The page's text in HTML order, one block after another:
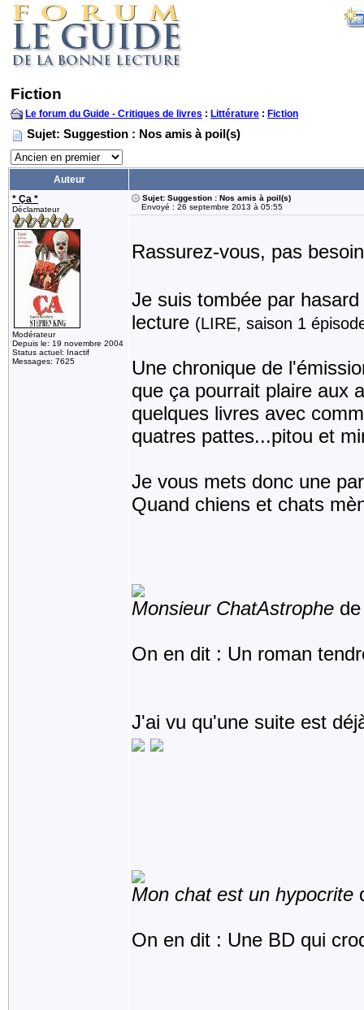
Fiction
Le forum du Guide - Critiques de livres : Littérature : Fiction
Sujet: Suggestion : Nos amis à poil(s)
Auteur
* Ça *
Déclamateur
Modérateur
Depuis le: 19 novembre 2004
Status actuel: Inactif
Messages: 7625
Sujet: Suggestion : Nos amis à poil(s)
Envoyé : 26 septembre 2013 à 05:55
Rassurez-vous, pas
Je suis tombée par
lecture (LIRE, saison 1
Une chronique de
que ça pourrait plaire aux
quelques livres avec
quatres pattes...pitou et
Je vous mets donc une
Quand chiens et chats
Monsieur ChatAstrophe
On en dit : Un roman
J'ai vu qu'une suite est
Mon chat est un hypocrite
On en dit : Une BD qui